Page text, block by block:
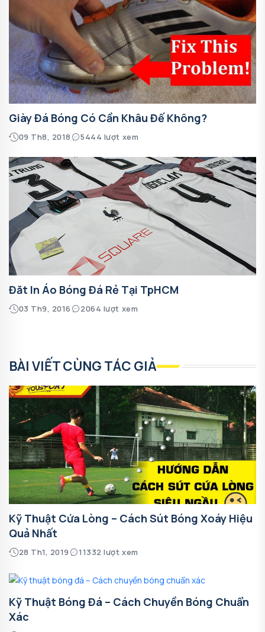
Giày Đá Bóng Có Cần Khâu Đế Không?
09 Th8, 2018 5444 lượt xem
Đăt In Áo Bóng Đá Rẻ Tại TpHCM
03 Th9, 2016 2064 lượt xem
BÀI VIẾT CÙNG TÁC GIẢ
Kỹ Thuật Cứa Lòng – Cách Sút Bóng Xoáy Hiệu
Quả Nhất
28 Th1, 2019 11332 lượt xem
Kỹ Thuật Bóng Đá – Cách Chuyền Bóng Chuẩn
Xác